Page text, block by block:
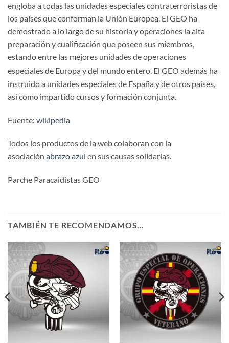
engloba a todas las unidades especiales contraterroristas de
los países que conforman la Unión Europea. El GEO ha
demostrado a lo largo de su historia y operaciones la alta
preparación y cualificación que poseen sus miembros,
estando entre las mejores unidades de operaciones
especiales de Europa y del mundo entero. ​ El GEO además ha
instruido a unidades especiales de España y de otros países,
así como impartido cursos y formación conjunta.
Fuente: wikipedia
Todos los productos de la web colaboran con la
asociación abrazo azul en sus causas solidarias.
Parche Paracaidistas GEO
TAMBIÉN TE RECOMENDAMOS…